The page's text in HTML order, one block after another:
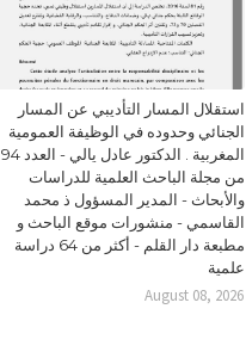
استقلال المسار التأديبي عن المسار
الجنائي وحدوده في الوظيفة العمومية
المغربية . الدكتور عادل يالي - العدد 94
من مجلة الباحث العلمية للدراسات
والأبحاث - المدير المسؤول ذ محمد
القاسمي - منشورات موقع الباحث و
مطبعة دار القلم - أكثر من 64 دراسة
علمية
August 08, 2026